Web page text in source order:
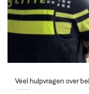
Veel hulpvragen over